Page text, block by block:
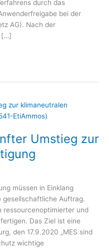
durch das
bei der
AG). Nach der
[…]
Umstieg zur
müssen in Einklang
gesellschaftliche Auftrag.
ressourcenoptimierter und
Das Ziel ist eine
den 17.9.2020 „MES sind
wichtige